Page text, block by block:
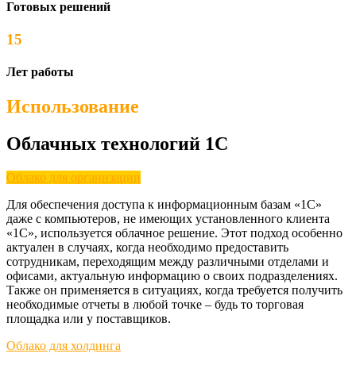
Готовых решений
15
Лет работы
Использование
Облачных технологий 1С
Облако для организации
Для обеспечения доступа к информационным базам «1С»
даже с компьютеров, не имеющих установленного клиента
«1С», используется облачное решение. Этот подход особенно
актуален в случаях, когда необходимо предоставить
сотрудникам, переходящим между различными отделами и
офисами, актуальную информацию о своих подразделениях.
Также он применяется в ситуациях, когда требуется получить
необходимые отчеты в любой точке – будь то торговая
площадка или у поставщиков.
Облако для холдинга